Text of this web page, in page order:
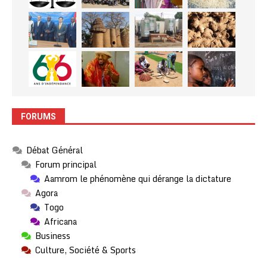
FORUMS
Débat Général
Forum principal
Aamrom le phénomène qui dérange la dictature
Agora
Togo
Africana
Business
Culture, Société & Sports